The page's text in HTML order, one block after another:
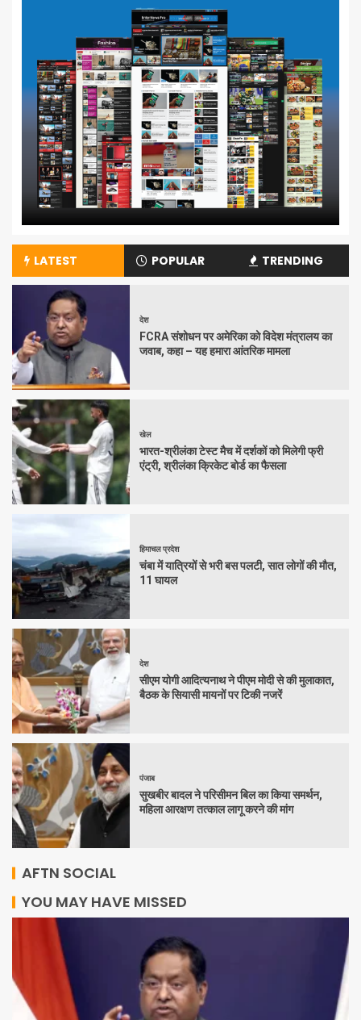
LATEST POPULAR TRENDING
देश
FCRA संशोधन पर अमेरिका को विदेश मंत्रालय का
जवाब, कहा – यह हमारा आंतरिक मामला
खेल
भारत-श्रीलंका टेस्ट मैच में दर्शकों को मिलेगी फ्री
एंट्री, श्रीलंका क्रिकेट बोर्ड का फैसला
हिमाचल प्रदेश
चंबा में यात्रियों से भरी बस पलटी, सात लोगों की मौत,
11 घायल
देश
सीएम योगी आदित्यनाथ ने पीएम मोदी से की मुलाकात,
बैठक के सियासी मायनों पर टिकी नजरें
पंजाब
सुखबीर बादल ने परिसीमन बिल का किया समर्थन,
महिला आरक्षण तत्काल लागू करने की मांग
AFTN SOCIAL
YOU MAY HAVE MISSED